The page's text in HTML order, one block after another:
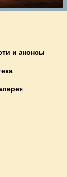
и анонсы